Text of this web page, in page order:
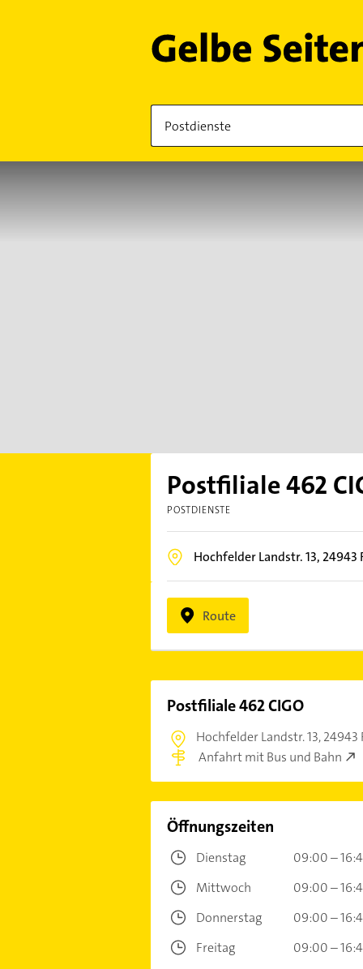
Postfiliale 462
POSTDIENSTE
Hochfelder Landstr. 13, 24943
Route
Postfiliale 462 CIGO
Hochfelder Landstr. 13,24943
Anfahrt mit Bus und Bahn
Öffnungszeiten
Dienstag
09:00 –
Mittwoch
09:00 –
Donnerstag
09:00 –
Freitag
09:00 –